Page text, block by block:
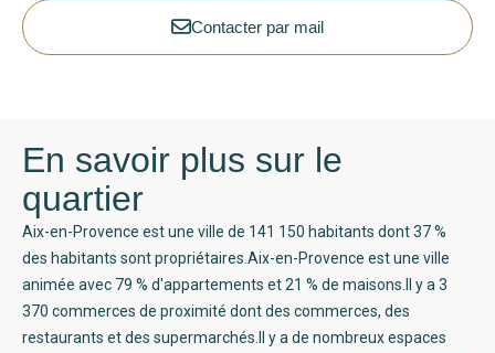
Contacter par mail
En savoir plus sur le
quartier
Aix-en-Provence est une ville de 141 150 habitants dont 37 %
des habitants sont propriétaires.Aix-en-Provence est une ville
animée avec 79 % d'appartements et 21 % de maisons.Il y a 3
370 commerces de proximité dont des commerces, des
restaurants et des supermarchés.Il y a de nombreux espaces